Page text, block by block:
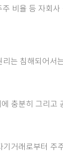
비율 등 자회
는 침해되어
충분히 그리
거래로부터